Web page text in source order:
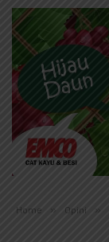
Home » Opini »